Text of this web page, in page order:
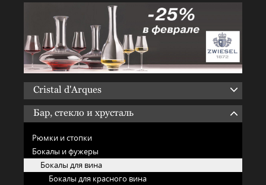
Cristal d'Arques
Бар, стекло и хрусталь
Рюмки и стопки
Бокалы и фужеры
Бокалы для вина
Бокалы для красного вина